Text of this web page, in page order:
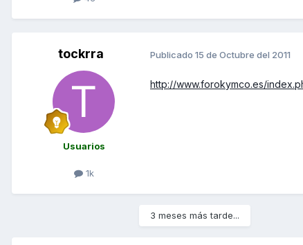
tockrra
Usuarios
1k
Publicado 15 de Octubre del 2011
http://www.forokymco.es/
3 meses más tarde...